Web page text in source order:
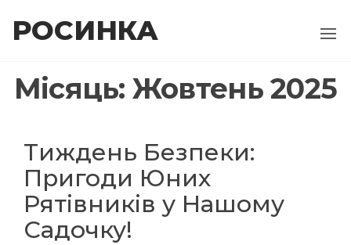
РОСИНКА
Місяць: Жовтень 2025
Тиждень Безпеки:
Пригоди Юних
Рятівників у Нашому
Садочку!